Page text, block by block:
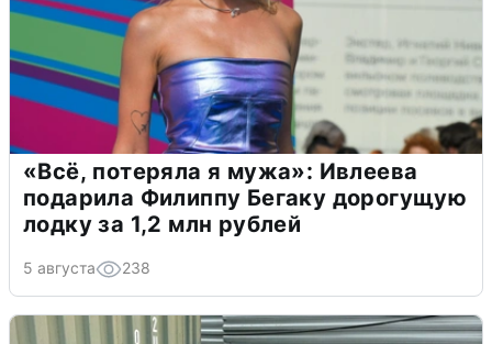
«Всё, потеряла я мужа»: Ивлеева
подарила Филиппу Бегаку дорогущую
лодку за 1,2 млн рублей
5 августа 238